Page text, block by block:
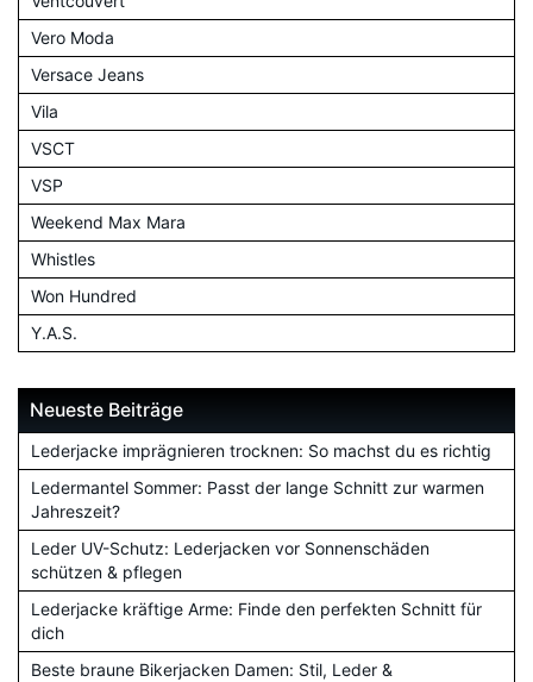
Vero Moda
Versace Jeans
Vila
VSCT
VSP
Weekend Max Mara
Whistles
Won Hundred
Y.A.S.
Neueste Beiträge
Lederjacke imprägnieren trocknen: So machst du es richtig
Ledermantel Sommer: Passt der lange Schnitt zur warmen
Jahreszeit?
Leder UV-Schutz: Lederjacken vor Sonnenschäden
schützen & pflegen
Lederjacke kräftige Arme: Finde den perfekten Schnitt für
dich
Beste braune Bikerjacken Damen: Stil, Leder &